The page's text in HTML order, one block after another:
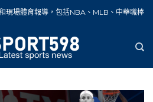
，包括NBA、MLB、中華職棒、籃球、網球